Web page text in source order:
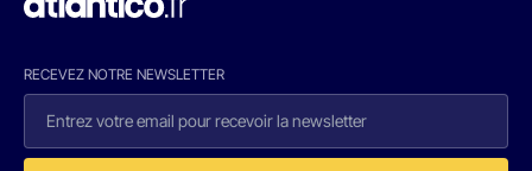
RECEVEZ NOTRE NEWSLETTER